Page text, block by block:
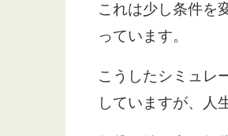
これは少し条件を
っています。
こうしたシミュレ
していますが、人